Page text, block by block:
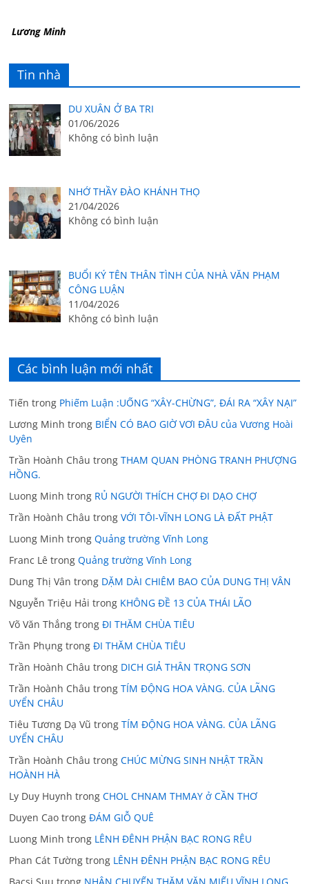
Lương Minh
Tin nhà
DU XUÂN Ở BA TRI
01/06/2026
Không có bình luận
NHỚ THẦY ĐÀO KHÁNH THỌ
21/04/2026
Không có bình luận
BUỔI KÝ TÊN THÂN TÌNH CỦA NHÀ VĂN PHẠM
CÔNG LUẬN
11/04/2026
Không có bình luận
Các bình luận mới nhất
Tiến trong Phiếm Luận :UỐNG “XÂY-CHỪNG”, ĐÁI RA “XÂY NẠI”
Lương Minh trong BIỂN CÓ BAO GIỜ VƠI ĐÂU của Vương Hoài
Uyên
Trần Hoành Châu trongTHAM QUAN PHÒNG TRANH PHƯỢNG
HỒNG.
Luong Minh trong RỦ NGƯỜI THÍCH CHỢ ĐI DẠO CHỢ
Trần Hoành Châu trongVỚI TÔI-VĨNH LONG LÀ ĐẤT PHẬT
Luong Minh trongQuảng trường Vĩnh Long
Franc Lê trongQuảng trường Vĩnh Long
Dung Thị Vân trong DẶM DÀI CHIÊM BAO CỦA DUNG THỊ VÂN
Nguyễn Triệu Hải trong KHÔNG ĐỀ 13 CỦA THÁI LÃO
Võ Văn Thắng trongĐI THĂM CHÙA TIÊU
Trần Phụng trongĐI THĂM CHÙA TIÊU
Trần Hoành Châu trong DICH GIẢ THÂN TRỌNG SƠN
Trần Hoành Châu trongTÍM ĐỘNG HOA VÀNG. CỦA LÃNG
UYỂN CHÂU
Tiêu Tương Dạ Vũ trongTÍM ĐỘNG HOA VÀNG. CỦA LÃNG
UYỂN CHÂU
Trần Hoành Châu trongCHÚC MỪNG SINH NHẬT TRẦN
HOÀNH HÀ
Ly Duy Huynh trongCHOL CHNAM THMAY ở CẦN THƠ
Duyen Cao trongĐÁM GIỖ QUÊ
Luong Minh trong LÊNH ĐÊNH PHẬN BẠC RONG RÊU
Phan Cát Tường trong LÊNH ĐÊNH PHẬN BẠC RONG RÊU
Bacsi Suu trong NHÂN CHUYẾN THĂM VĂN MIẾU VĨNH LONG